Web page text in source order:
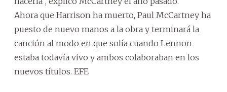
Ahora que Harrison ha muerto, Paul McCartney ha
puesto de nuevo manos a la obra y terminará la
canción al modo en que solía cuando Lennon
estaba todavía vivo y ambos colaboraban en los
nuevos títulos. EFE